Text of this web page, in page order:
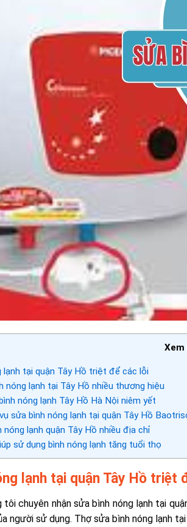
Xem
lạnh tại quận Tây Hồ triệt để các lỗi
nóng lạnh tại Tây Hồ nhiều thương hiệu
nóng lạnh Tây Hồ Hà Nội niêm yết
sửa bình nóng lạnh tại quận Tây Hồ
nóng lạnh quận Tây Hồ nhiều địa chỉ
sử dụng bình nóng lạnh tăng tuổi thọ
lạnh tại quận Tây Hồ triệt
tôi chuyên nhận sửa bình nóng lạnh tại
người sử dụng. Thợ sửa bình nóng lạnh